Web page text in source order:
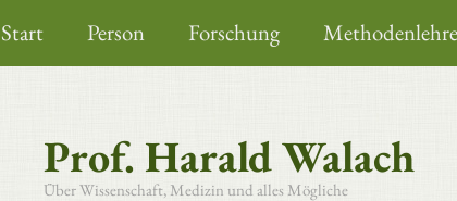
Inhalt
springen
Start Person Forschung Methodenlehre
Prof. Harald Walach
Über Wissenschaft, Medizin und alles Mögliche